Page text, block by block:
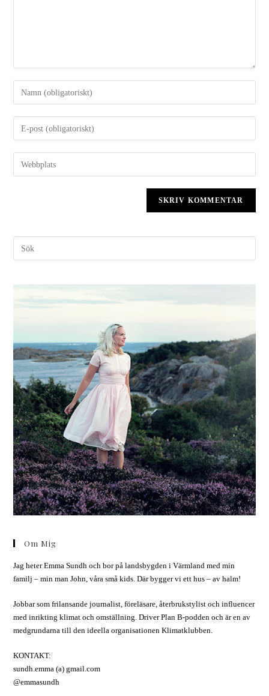
Om Mig
Jag heter Emma Sundh och bor på landsbygden i Värmland med min
familj – min man John, våra små kids. Där bygger vi ett hus – av halm!
Jobbar som frilansande journalist, föreläsare, återbrukstylist och influencer
med inrikting klimat och omställning. Driver Plan B-podden och är en av
medgrundarna till den ideella organisationen Klimatklubben.
KONTAKT:
sundh.emma (a) gmail.com
@emmasundh